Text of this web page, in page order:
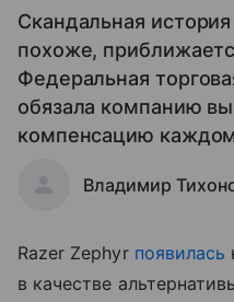
Скандальная
похоже,
Федеральная
обязала компанию
компенсацию
Владимир
Razer Zephyr появилась
в качестве